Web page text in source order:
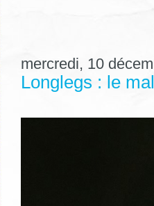
mercredi, 10
Longlegs : le